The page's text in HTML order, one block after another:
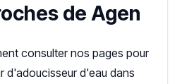
de Agen
consulter nos pages pour
d'adoucisseur d'eau dans